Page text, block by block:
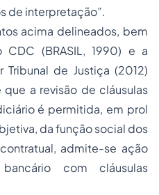
de interpretação”.
acima delineados, bem
(BRASIL, 1990) e a
Tribunal de Justiça (2012)
a revisão de cláusulas
é permitida, em prol
da função social dos
admite-se ação
com cláusulas